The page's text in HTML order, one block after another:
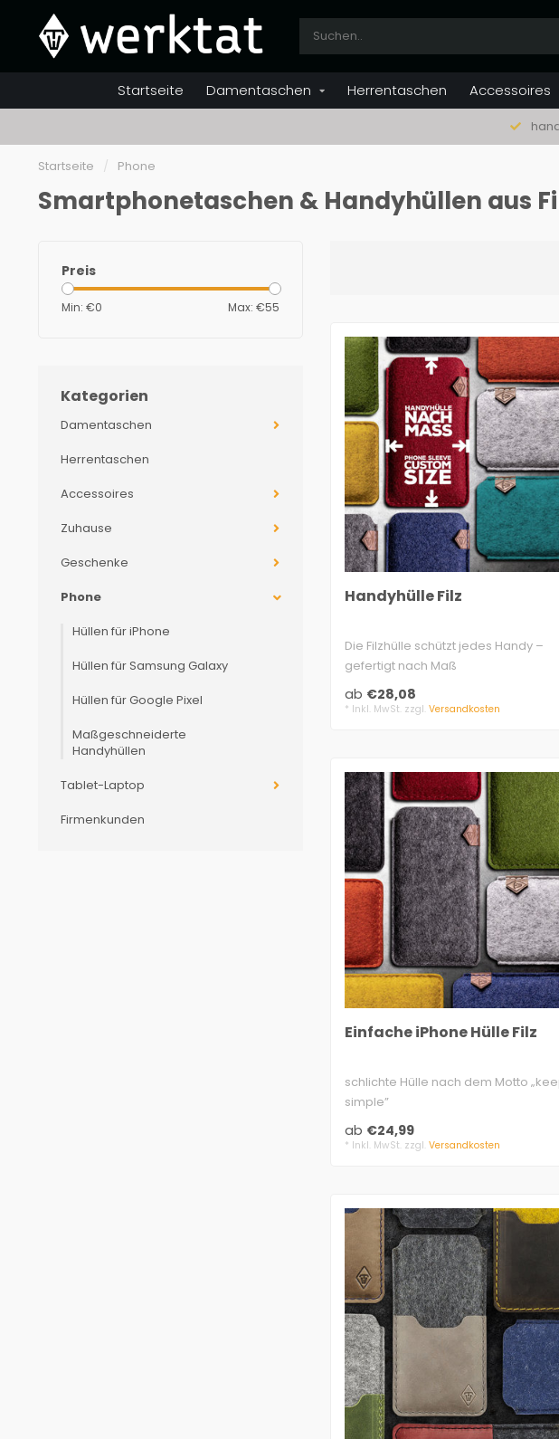
Startseite Damentaschen Herrentaschen Accessoires
Startseite / Phone
Smartphonetaschen & Handyhüllen aus
Preis
Min: €0 Max: €55
Kategorien
Damentaschen
Herrentaschen
Accessoires
Zuhause
Geschenke
Phone
Hüllen für iPhone
Hüllen für Samsung Galaxy
Hüllen für Google Pixel
Maßgeschneiderte
Handyhüllen
Tablet-Laptop
Firmenkunden
Handyhülle Filz
Die Filzhülle schützt jedes Handy –
gefertigt nach Maß
Filz, 2 Lagen, 3mm ..
ab €28,08
* Inkl. MwSt. zzgl. Versandkosten
Einfache iPhone Hülle Filz
schlichte Hülle nach dem Motto
simple”
extra starkes Garn passend..
ab €24,99
* Inkl. MwSt. zzgl. Versandkosten